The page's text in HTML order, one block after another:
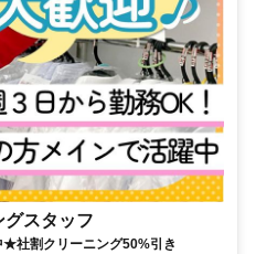
グスタッフ
★社割クリーニング50%引き